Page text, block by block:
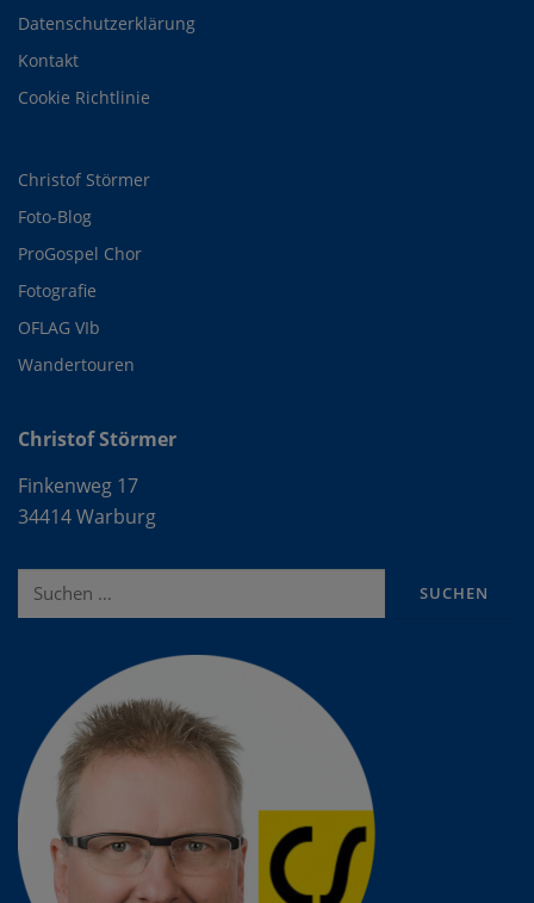
Datenschutzerklärung
Kontakt
Cookie Richtlinie
Christof Störmer
Foto-Blog
ProGospel Chor
Fotografie
OFLAG VIb
Wandertouren
Christof Störmer
Finkenweg 17
34414 Warburg
Suche